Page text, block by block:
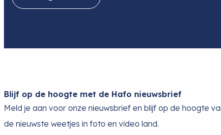
Blijf op de hoogte met de Hafo nieuwsbrief
Meld je aan voor onze nieuwsbrief en blijf op de hoogte
de nieuwste weetjes in foto en video land.